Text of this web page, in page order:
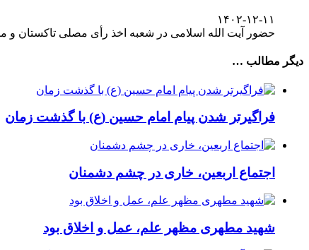
۱۴۰۲-۱۲-۱۱
حضور آیت الله اسلامی در شعبه اخذ رأی مصلی
دیگر مطالب …
فراگیرتر شدن پیام امام حسین (ع) با گذشت زمان
اجتماع اربعین، خاری در چشم دشمنان
شهید مطهری مظهر علم، عمل و اخلاق بود